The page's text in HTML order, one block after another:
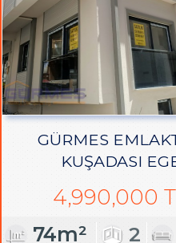
GÜRMES
KUŞADASI
YENİ 2+1
4,990,000
74m² 2